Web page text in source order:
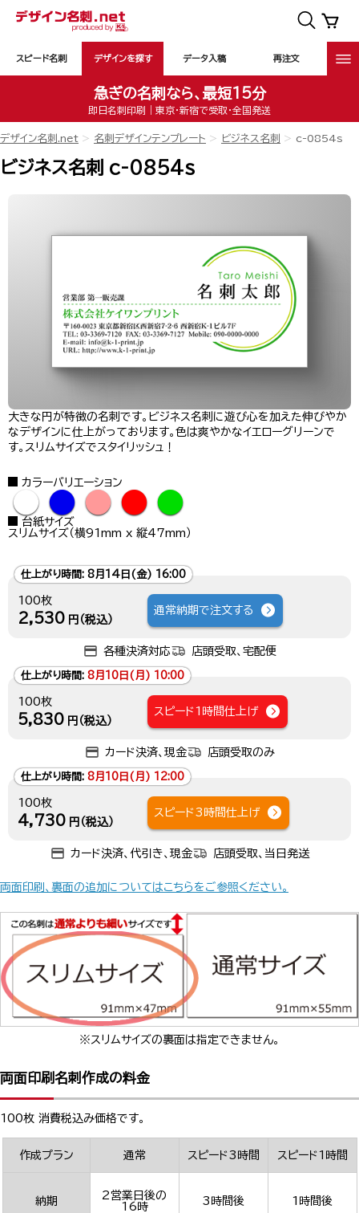
スピード名刺 デザインを探す データ入稿 再注文
急ぎの名刺なら、最短15分
即日名刺印刷｜東京・新宿で受取・全国発送
デザイン名刺.net 名刺デザインテンプレート ビジネス名刺 c-0854s
ビジネス名刺 c-0854s
大きな円が特徴の名刺です。ビジネス名刺に遊び心を加えた伸びやか
なデザインに仕上がっております。色は爽やかなイエローグリーンで
す。スリムサイズでスタイリッシュ！
カラーバリエーション
● ● ● ● ●
台紙サイズ
スリムサイズ（横91mm x 縦47mm）
仕上がり時間: 8月14日(金) 16:00
100枚
2,530 円（税込）
通常納期で注文する
各種決済対応 店頭受取、宅配便
仕上がり時間: 8月10日(月) 10:00
100枚
5,830 円（税込）
スピード1時間仕上げ
カード決済、現金 店頭受取のみ
仕上がり時間: 8月10日(月) 12:00
100枚
4,730 円（税込）
スピード3時間仕上げ
カード決済、代引き、現金 店頭受取、当日発送
両面印刷、裏面の追加についてはこちらをご参照ください。
※スリムサイズの裏面は指定できません。
両面印刷名刺作成の料金
100枚 消費税込み価格です。
作成プラン 通常 スピード3時間 スピード1時間
納期
2営業日後の
16時
3時間後 1時間後